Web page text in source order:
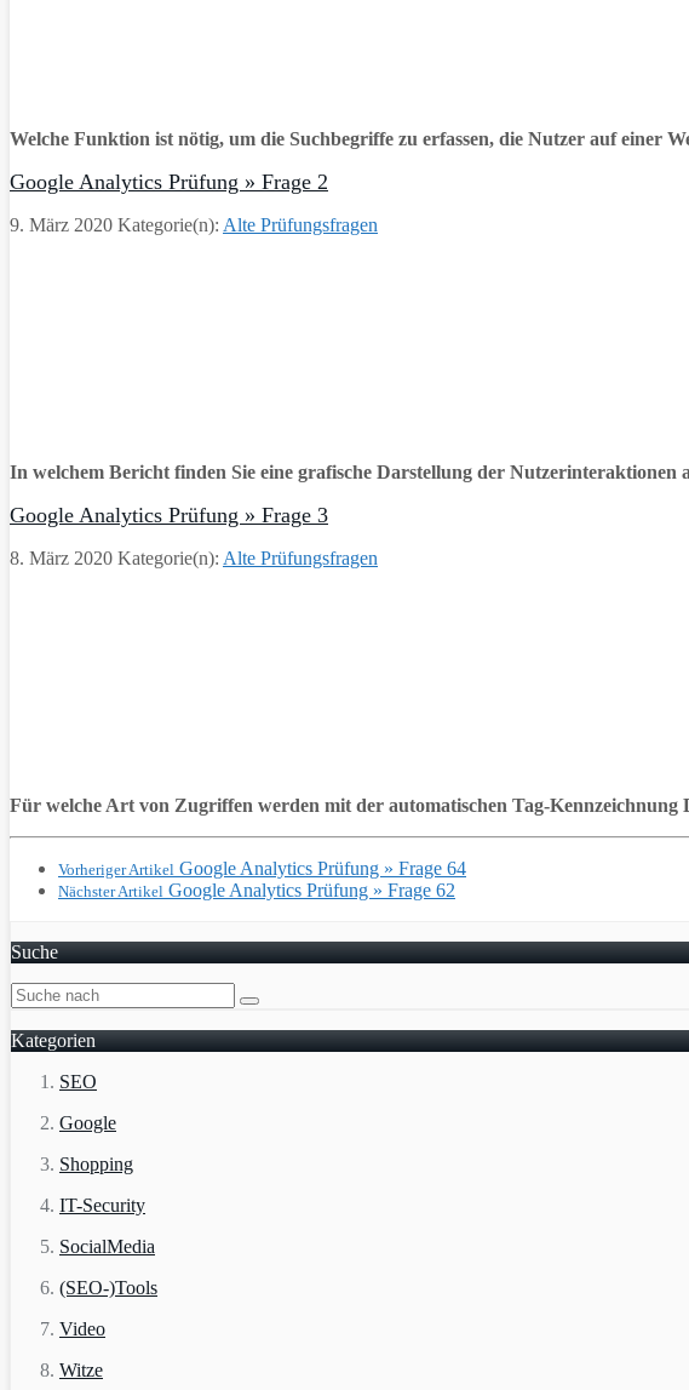
Welche Funktion ist nötig, um die Suchbegriffe zu erfassen, die Nutzer auf einer
Google Analytics Prüfung » Frage 2
9. März 2020 Kategorie(n): Alte Prüfungsfragen
In welchem Bericht finden Sie eine grafische Darstellung der Nutzerinteraktionen
Google Analytics Prüfung » Frage 3
8. März 2020 Kategorie(n): Alte Prüfungsfragen
Für welche Art von Zugriffen werden mit der automatischen Tag-Kennzeichnung
Vorheriger Artikel Google Analytics Prüfung » Frage 64
Nächster Artikel Google Analytics Prüfung » Frage 62
Suche
Kategorien
SEO
Google
Shopping
IT-Security
SocialMedia
(SEO-)Tools
Video
Witze